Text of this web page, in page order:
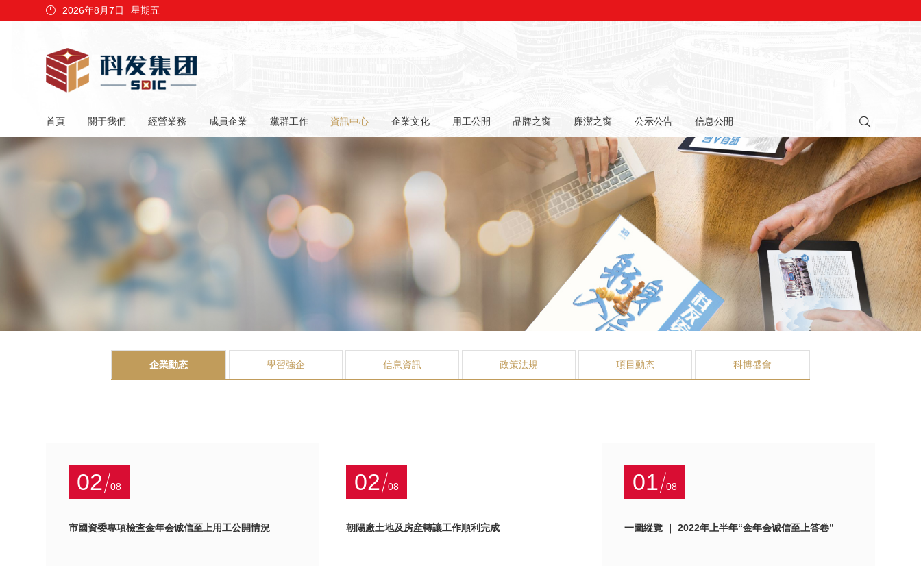
2026年8月7日 星期五
首頁 關于我們 經營業務 成員企業 黨群工作 資訊中心 企業文化 用工公開 品牌之窗 廉潔之窗 公示公告 信息公開
企業動态 學習強企 信息資訊 政策法規 項目動态 科博盛會
02 08
市國資委專項檢查金年会诚信至上用工公開情況
02 08
朝陽廠土地及房産轉讓工作順利完成
01 08
一圖縱覽 ｜ 2022年上半年“金年会诚信至上答卷”